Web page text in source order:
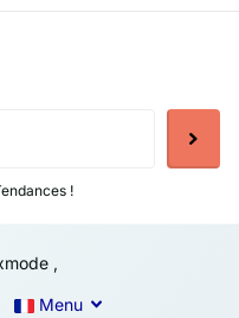
!
,
Menu